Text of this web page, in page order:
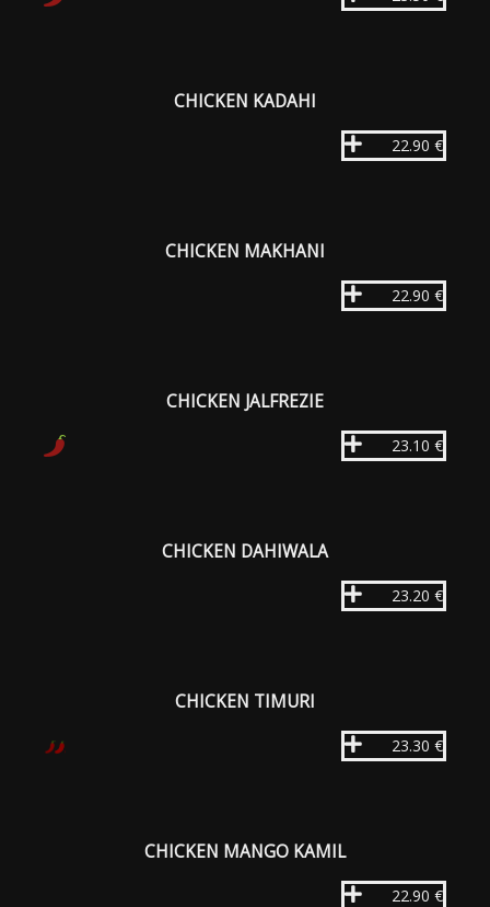
CHICKEN KADAHI
22.90 €
CHICKEN MAKHANI
22.90 €
CHICKEN JALFREZIE
23.10 €
CHICKEN DAHIWALA
23.20 €
CHICKEN TIMURI
23.30 €
CHICKEN MANGO KAMIL
22.90 €